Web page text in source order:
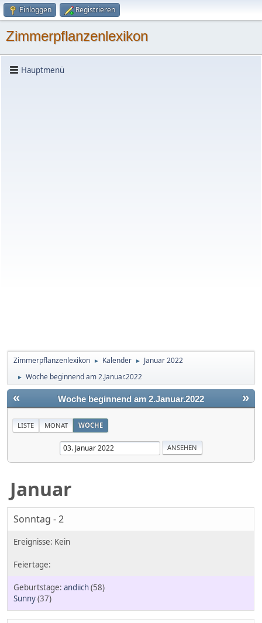
Einloggen Registrieren
Zimmerpflanzenlexikon
Hauptmenü
Zimmerpflanzenlexikon ► Kalender ► Januar 2022
► Woche beginnend am 2.Januar.2022
« »
Woche beginnend am 2.Januar.2022
LISTE MONAT WOCHE
Januar
Sonntag - 2
andiich(58)
Sunny(37)